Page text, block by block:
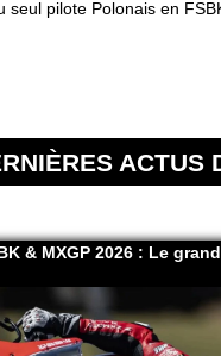
seul pilote Polonais en
ACTUS
& MXGP 2026 : Le